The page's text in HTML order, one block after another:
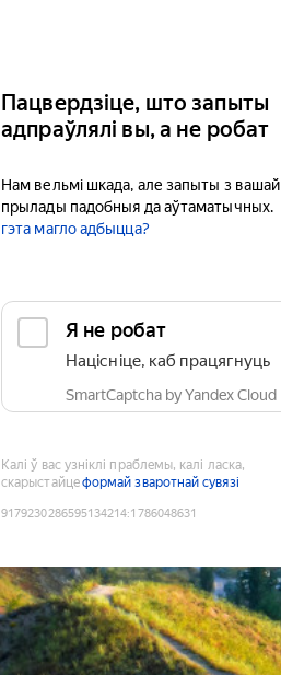
Пацвердзіце, што запыты
адпраўлялі вы, а не робат
Нам вельмі шкада, але запыты з вашай
прылады падобныя да аўтаматычных.
гэта магло адбыцца?
Я не робат
Націсніце, каб працягнуць
SmartCaptcha by Yandex Cloud
Калі ў вас узніклі праблемы, калі ласка,
скарыстайцеформай зваротнай сувязі
9179230286595134214:1786048631